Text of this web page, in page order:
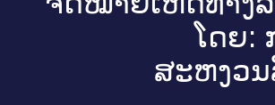
ໂດຍ:
ສະ​ຫງວນ​